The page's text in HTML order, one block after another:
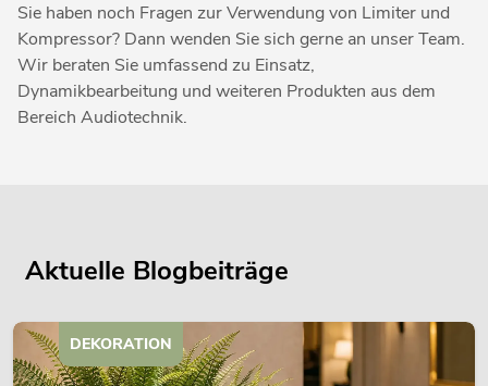
Sie haben noch Fragen zur Verwendung von Limiter und
Kompressor? Dann wenden Sie sich gerne an unser Team.
Wir beraten Sie umfassend zu Einsatz,
Dynamikbearbeitung und weiteren Produkten aus dem
Bereich Audiotechnik.
Aktuelle Blogbeiträge
DEKORATION